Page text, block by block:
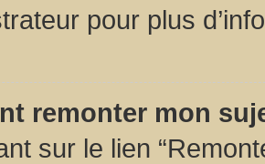
pour plus
remonter mon
sur le lien